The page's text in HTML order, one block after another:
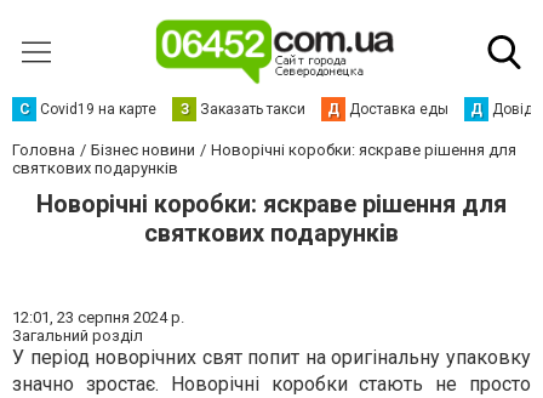
С Сovid19 на карте З Заказать такси Д Доставка еды Д
Головна Бізнес новини
Новорічні коробки: яскраве рішення для
святкових подарунків
Новорічні коробки: яскраве рішення для
святкових подарунків
12:01, 23 серпня 2024 р.
Загальний розділ
У період новорічних свят попит на оригінальну упаковку
значно зростає. Новорічні коробки стають не просто